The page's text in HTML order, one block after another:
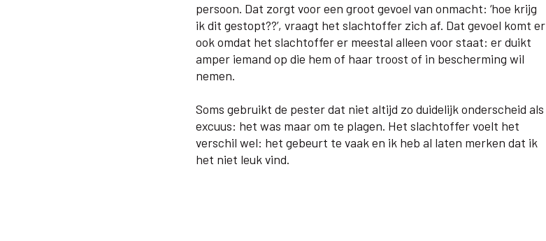
persoon. Dat zorgt voor een groot gevoel van onmacht: ‘hoe krijg
ik dit gestopt??’, vraagt het slachtoffer zich af. Dat gevoel komt er
ook omdat het slachtoffer er meestal alleen voor staat: er duikt
amper iemand op die hem of haar troost of in bescherming wil
nemen.
Soms gebruikt de pester dat niet altijd zo duidelijk onderscheid als
excuus: het was maar om te plagen. Het slachtoffer voelt het
verschil wel: het gebeurt te vaak en ik heb al laten merken dat ik
het niet leuk vind.